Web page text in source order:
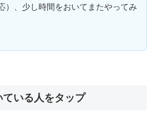
）、少し時間をおいてまたやってみ
いる人をタップ